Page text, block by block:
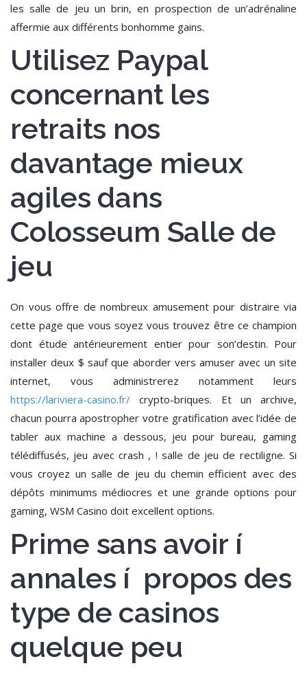
les salle de jeu un brin, en prospection de un’adrénaline
affermie aux différents bonhomme gains.
Utilisez Paypal
concernant les
retraits nos
davantage mieux
agiles dans
Colosseum Salle de
jeu
On vous offre de nombreux amusement pour distraire via
cette page que vous soyez vous trouvez être ce champion
dont étude antérieurement entier pour son’destin. Pour
installer deux $ sauf que aborder vers amuser avec un site
internet, vous administrerez notamment leurs
https://lariviera-casino.fr/ crypto-briques. Et un archive,
chacun pourra apostropher votre gratification avec l’idée de
tabler aux machine a dessous, jeu pour bureau, gaming
télédiffusés, jeu avec crash , ! salle de jeu de rectiligne. Si
vous croyez un salle de jeu du chemin efficient avec des
dépôts minimums médiocres et une grande options pour
gaming, WSM Casino doit excellent options.
Prime sans avoir í
annales í propos des
type de casinos
quelque peu